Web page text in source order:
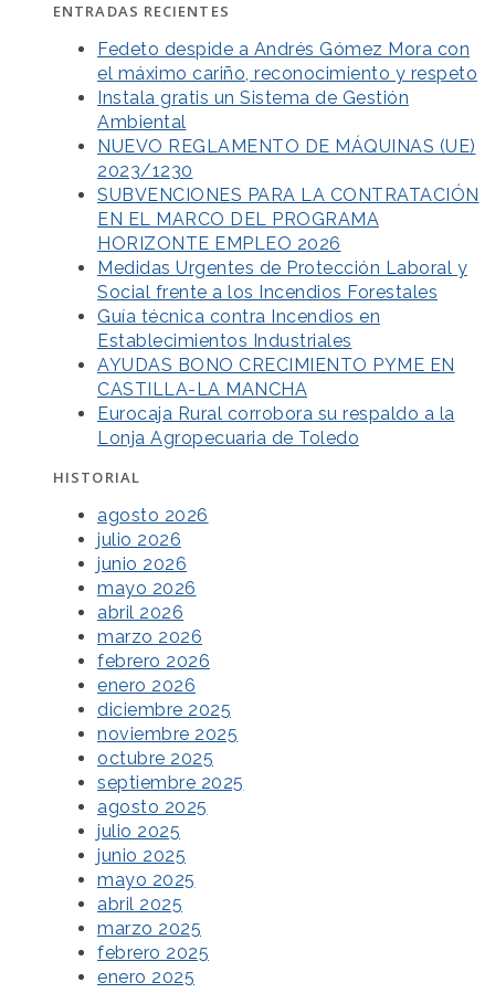
ENTRADAS RECIENTES
Fedeto despide a Andrés Gómez Mora con
el máximo cariño, reconocimiento y respeto
Instala gratis un Sistema de Gestión
Ambiental
NUEVO REGLAMENTO DE MÁQUINAS (UE)
2023/1230
SUBVENCIONES PARA LA CONTRATACIÓN
EN EL MARCO DEL PROGRAMA
HORIZONTE EMPLEO 2026
Medidas Urgentes de Protección Laboral y
Social frente a los Incendios Forestales
Guía técnica contra Incendios en
Establecimientos Industriales
AYUDAS BONO CRECIMIENTO PYME EN
CASTILLA-LA MANCHA
Eurocaja Rural corrobora su respaldo a la
Lonja Agropecuaria de Toledo
HISTORIAL
agosto 2026
julio 2026
junio 2026
mayo 2026
abril 2026
marzo 2026
febrero 2026
enero 2026
diciembre 2025
noviembre 2025
octubre 2025
septiembre 2025
agosto 2025
julio 2025
junio 2025
mayo 2025
abril 2025
marzo 2025
febrero 2025
enero 2025